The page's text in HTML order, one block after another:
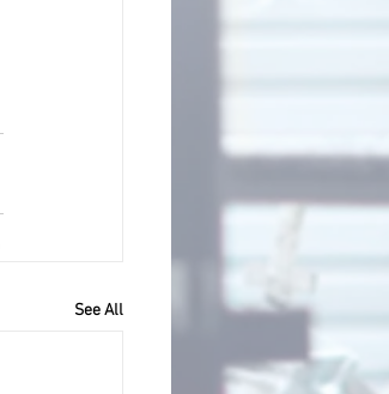
See All